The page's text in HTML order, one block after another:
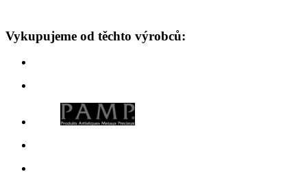
Vykupujeme od těchto výrobců: